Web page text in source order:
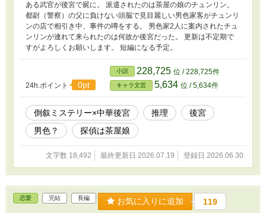
ある武官が後宮で屍に。 派遣されたのは茶屋の娘のチュンリン。
都尉（警察）の父に負けない頭脳で見目麗しい男色家客がチュンリ
ンの店で相引き中、事件の噂をする。 男色家2人に案内されたチュ
ンリンが連れて来られたのは何故か後宮だった。 更新は不定期で
すがよろしくお願いします。 短編になる予定。
24h.ポイント 0pt
小説 228,725 位 / 228,725件
キャラ文芸 5,634 位 / 5,634件
倒叙ミステリー×中華後宮 推理
後宮
男色？
探偵は茶屋娘
文字数 18,492 最終更新日 2026.07.19 登録日 2026.06.30
恋愛 完結 長編 お気に入りに追加 119